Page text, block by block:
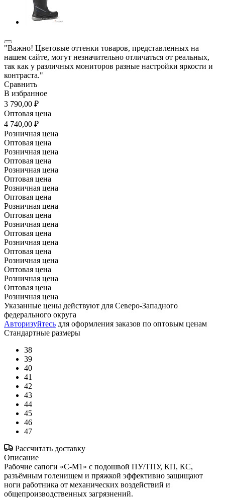
"Важно! Цветовые оттенки товаров, представленных на
нашем сайте, могут незначительно отличаться от реальных,
так как у различных мониторов разные настройки яркости и
контраста."
Сравнить
В избранное
3 790,00 ₽
Оптовая цена
4 740,00 ₽
Розничная цена
Оптовая цена
Розничная цена
Оптовая цена
Розничная цена
Оптовая цена
Розничная цена
Оптовая цена
Розничная цена
Оптовая цена
Розничная цена
Оптовая цена
Розничная цена
Оптовая цена
Розничная цена
Оптовая цена
Розничная цена
Оптовая цена
Розничная цена
Указанные цены действуют для Северо-Западного
федерального округа
Авторизуйтесь для оформления заказов по оптовым ценам
Стандартные размеры
38
39
40
41
42
43
44
45
46
47
Рассчитать доставку
Описание
Рабочие сапоги «С-М1» с подошвой ПУ/ТПУ, КП, КС,
разъёмным голенищем и пряжкой эффективно защищают
ноги работника от механических воздействий и
общепроизводственных загрязнений.